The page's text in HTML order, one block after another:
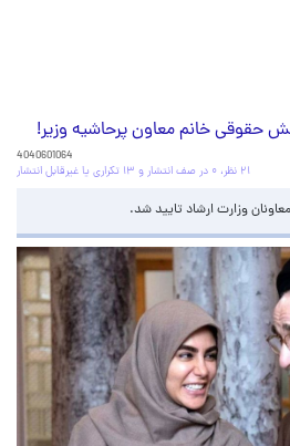
4040601064
۲۱ نظر، ۰ در صف انتشار و ۱۳ تکراری یا غیرقابل انتشار